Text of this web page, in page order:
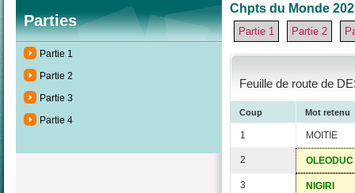
Parties
Partie 1
Partie 2
Partie 3
Partie 4
Chpts du Monde
Partie 1 Partie 2
Feuille de route de
Coup Mot retenu
1 MOITIE
2 OLEODUC
3 NIGIRI